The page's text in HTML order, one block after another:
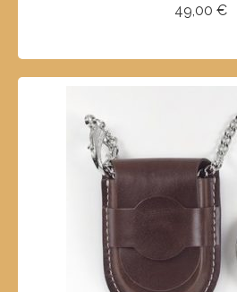
49,00 €